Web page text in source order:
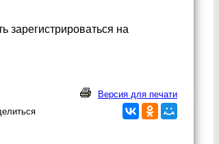
зарегистрироваться на
Версия для печати